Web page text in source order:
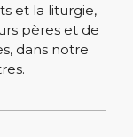
et la liturgie,
pères et de
dans notre